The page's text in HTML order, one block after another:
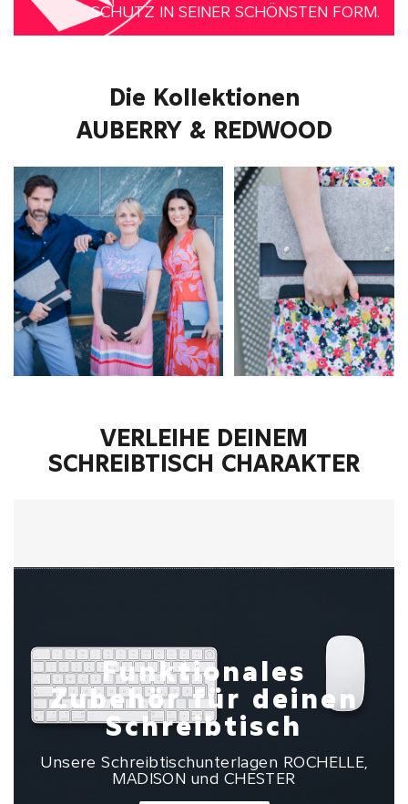
SCHUTZ IN SEINER SCHÖNSTEN FORM.
Die Kollektionen
AUBERRY & REDWOOD
VERLEIHE DEINEM
SCHREIBTISCH CHARAKTER
Funktionales
Zubehör für deinen
Schreibtisch
Unsere Schreibtischunterlagen ROCHELLE,
MADISON und CHESTER